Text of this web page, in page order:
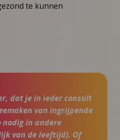
te kunnen
dat je in ieder consult
van ingrijpende
nodig in andere
van de leeftijd). Of